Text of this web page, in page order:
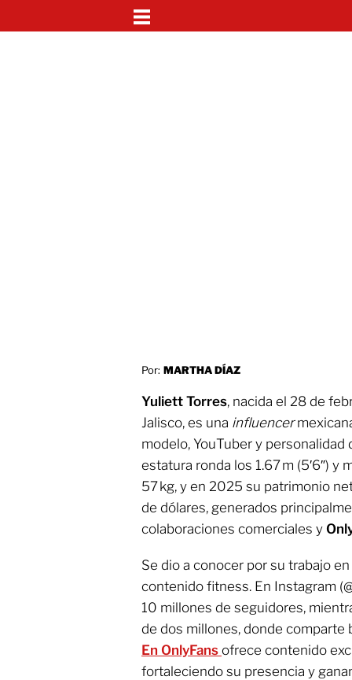
Por: MARTHA DÍAZ
Yuliett Torres, nacida el 28 de
Jalisco, es una influencer
modelo, YouTuber y
estatura ronda los 1.67 m (5′6″)
57 kg, y en 2025 su patrimonio
de dólares, generados
colaboraciones comerciales y
Se dio a conocer por su trabajo
contenido fitness. En Instagram
10 millones de seguidores,
de dos millones, donde comparte
En OnlyFans ofrece contenido
fortaleciendo su presencia y